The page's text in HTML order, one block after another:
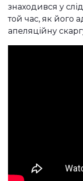
знаходився у
той час, як його
апеляційну